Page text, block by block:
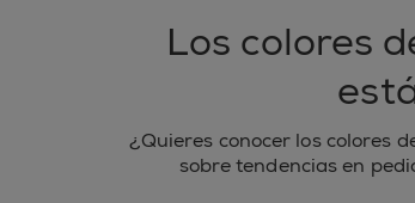
Los colores
¿Quieres conocer los colores
sobre tendencias en